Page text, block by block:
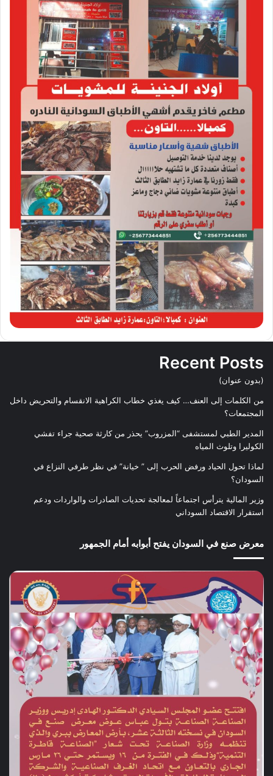
Recent Posts
(بدون عنوان)
من الكلمات إلى العنف… كيف يغذي خطاب الكراهية الانقسام والتحريض داخل
المجتمعات؟
المدير الطبي لمستشفى “المزروب” يحذر من كارثة صحية جراء تفشي
الكوليرا وتلوث المياه
لماذا تحول الحياد ورفض الحرب إلى ” خيانة” في نظر طرفي النزاع في
السودان؟
وزير المالية يترأس اجتماعاً لمعالجة تحديات الصادرات والواردات ودعم
استقرار الاقتصاد السوداني
معرض صنع في السودان يفتح أبوابه أمام الجمهور